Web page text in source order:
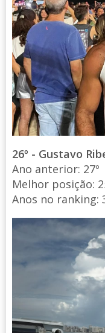
26º - Gustavo
Ano anterior: 27º
Melhor posição:
Anos no ranking: